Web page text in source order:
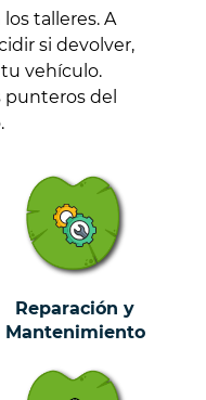
talleres. A
si devolver,
vehículo.
punteros del
Reparación y
Mantenimiento